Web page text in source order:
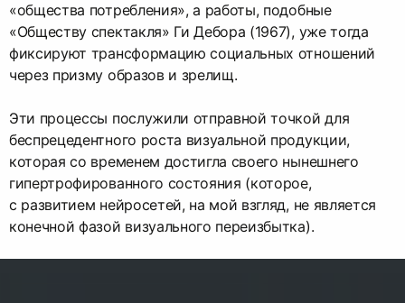
«общества потребления», а работы, подобные
«Обществу спектакля» Ги Дебора (1967), уже тогда
фиксируют трансформацию социальных отношений
через призму образов и зрелищ.
Эти процессы послужили отправной точкой для
беспрецедентного роста визуальной продукции,
которая со временем достигла своего нынешнего
гипертрофированного состояния (которое,
с развитием нейросетей, на мой взгляд, не является
конечной фазой визуального переизбытка).